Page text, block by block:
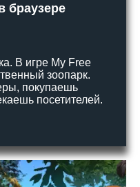
браузере
В игре My Free
зоопарк.
покупаешь
посетителей.